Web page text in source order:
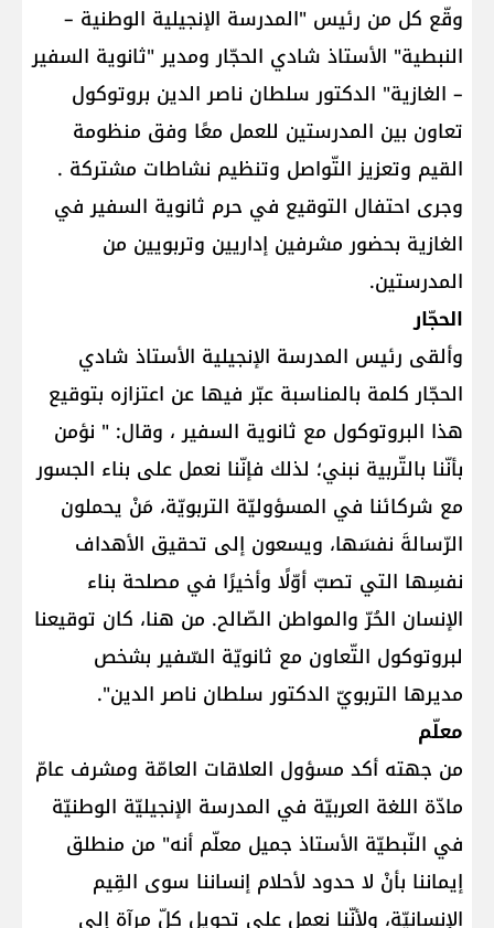
وقّع كل من رئيس "المدرسة الإنجيلية الوطنية –
النبطية" الأستاذ شادي الحجّار ومدير "ثانوية السفير
– الغازية" الدكتور سلطان ناصر الدين بروتوكول
تعاون بين المدرستين للعمل معًا وفق منظومة
القيم وتعزيز التّواصل وتنظيم نشاطات مشتركة .
وجرى احتفال التوقيع في حرم ثانوية السفير في
الغازية بحضور مشرفين إداريين وتربويين من
المدرستين.
الحجّار
وألقى رئيس المدرسة الإنجيلية الأستاذ شادي
الحجّار كلمة بالمناسبة عبّر فيها عن اعتزازه بتوقيع
هذا البروتوكول مع ثانوية السفير ، وقال: " نؤمن
بأنّنا بالتّربية نبني؛ لذلك فإنّنا نعمل على بناء الجسور
مع شركائنا في المسؤوليّة التربويّة، مَنْ يحملون
الرّسالةَ نفسَها، ويسعون إلى تحقيق الأهداف
نفسِها التي تصبّ أوّلًا وأخيرًا في مصلحة بناء
الإنسان الحُرّ والمواطن الصّالح. من هنا، كان توقيعنا
لبروتوكول التّعاون مع ثانويّة السّفير بشخص
مديرها التربويّ الدكتور سلطان ناصر الدين".
معلّم
من جهته أكد مسؤول العلاقات العامّة ومشرف عامّ
مادّة اللغة العربيّة في المدرسة الإنجيليّة الوطنيّة
في النّبطيّة الأستاذ جميل معلّم أنه" من منطلق
إيماننا بأنْ لا حدود لأحلام إنساننا سوى القِيم
الإنسانيّة، ولأنّنا نعمل على تحويل كلّ مرآة إلى